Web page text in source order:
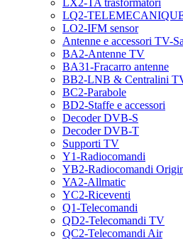
LX2-TA trasformatori
LQ2-
LO2-IFM sensor
Antenne e accessori TV-
BA2-Antenne TV
BA31-Fracarro antenne
BB2-LNB & Centralini
BC2-Parabole
BD2-Staffe e accessori
Decoder DVB-S
Decoder DVB-T
Supporti TV
Y1-Radiocomandi
YB2-Radiocomandi
YA2-Allmatic
YC2-Riceventi
Q1-Telecomandi
QD2-Telecomandi TV
QC2-Telecomandi Air